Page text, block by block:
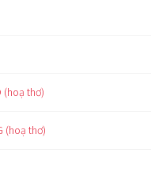
(hoạ thơ)
(hoạ thơ)